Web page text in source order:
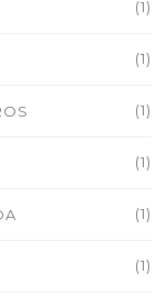
(1)
(1)
(1)
(1)
(1)
(1)